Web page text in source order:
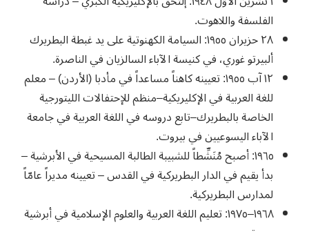
الفلسفة واللاهوت.
٢٨ حزيران ١٩٥٥: السيامة الكهنوتية على يد غبطة البطريرك
ألبيرتو غوري، في كنيسة الآباء السالزيان في الناصرة.
١٢ آب ١٩٥٥: تعيينه كاهناً مساعداً في مأدبا (الأردن) – معلم
للغة العربية في الإكليريكية–منظم للإحتفالات الليتورجية
الخاصة بالبطريرك–تابع دروسه في اللغة العربية في جامعة
الآباء اليسوعيين في بيروت.
١٩٦٥: أصبح مُنَشِّطاً للشبيبة الطالبة المسيحية في الأبرشية –
بدأ يقيم في الدار البطريركية في القدس – تعيينه مديراً عامّاً
لمدارس البطريركية.
١٩٦٨–١٩٧٥: تعليم اللغة العربية والعلوم الإسلامية في أبرشية